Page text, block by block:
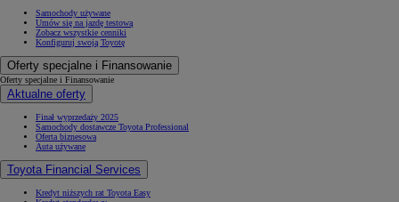
Samochody używane
Umów się na jazdę testową
Zobacz wszystkie cenniki
Konfiguruj swoją Toyotę
Oferty specjalne i Finansowanie
Oferty specjalne i Finansowanie
Aktualne oferty
Finał wyprzedaży 2025
Samochody dostawcze Toyota Professional
Oferta biznesowa
Auta używane
Toyota Financial Services
Kredyt niższych rat Toyota Easy